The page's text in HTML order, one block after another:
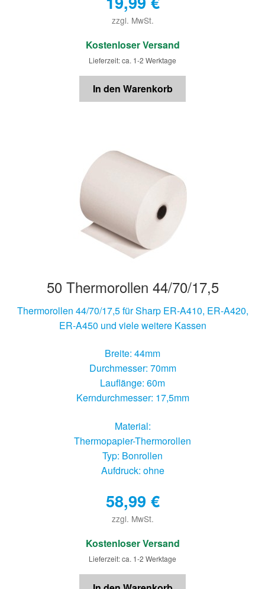
zzgl. MwSt.
€
Kostenloser Versand
Lieferzeit: ca. 1-2 Werktage
In den Warenkorb
50 Thermorollen 44/70/17,5
Thermorollen 44/70/17,5 für Sharp ER-A410, ER-A420,
ER-A450 und viele weitere Kassen
Breite: 44mm
Durchmesser: 70mm
Lauflänge: 60m
Kerndurchmesser: 17,5mm
Material:
Thermopapier-Thermorollen
Typ: Bonrollen
Aufdruck: ohne
58,99 €
zzgl. MwSt.
€
Kostenloser Versand
Lieferzeit: ca. 1-2 Werktage